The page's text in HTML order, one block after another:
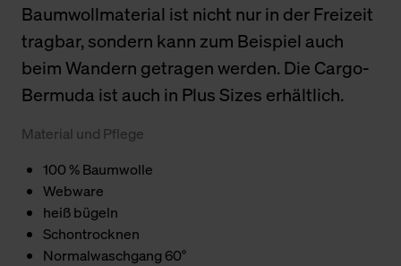
Baumwollmaterial ist nicht nur in der Freizeit
tragbar, sondern kann zum Beispiel auch
beim Wandern getragen werden. Die Cargo-
Bermuda ist auch in Plus Sizes erhältlich.
Material und Pflege
100 % Baumwolle
Webware
heiß bügeln
Schontrocknen
Normalwaschgang 60°